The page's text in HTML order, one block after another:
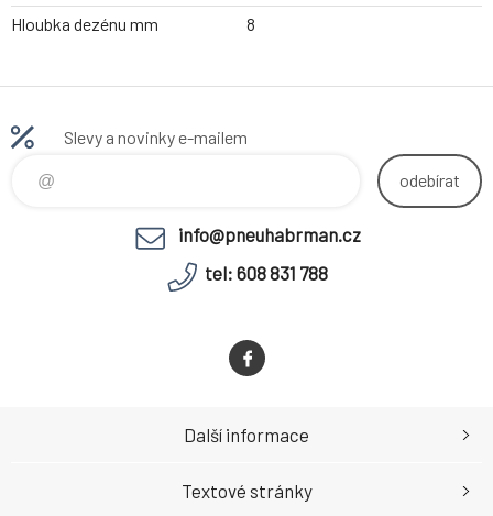
Hloubka dezénu mm
8
Slevy a novinky e-mailem
odebírat
info@pneuhabrman.cz
tel: 608 831 788
Další informace
Textové stránky